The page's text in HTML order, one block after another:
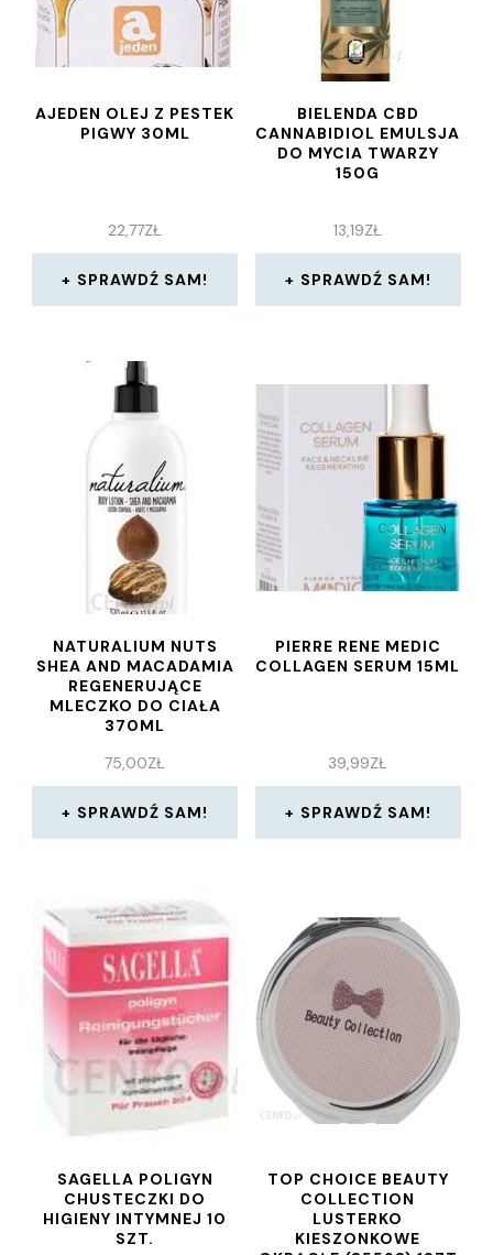
AJEDEN OLEJ Z PESTEK
PIGWY 30ML
22,77ZŁ
SPRAWDŹ SAM!
BIELENDA CBD
CANNABIDIOL EMULSJA
DO MYCIA TWARZY
150G
13,19ZŁ
SPRAWDŹ SAM!
NATURALIUM NUTS
SHEA AND MACADAMIA
REGENERUJĄCE
MLECZKO DO CIAŁA
370ML
75,00ZŁ
SPRAWDŹ SAM!
PIERRE RENE MEDIC
COLLAGEN SERUM 15ML
39,99ZŁ
SPRAWDŹ SAM!
SAGELLA POLIGYN
CHUSTECZKI DO
HIGIENY INTYMNEJ 10
SZT.
TOP CHOICE BEAUTY
COLLECTION
LUSTERKO
KIESZONKOWE